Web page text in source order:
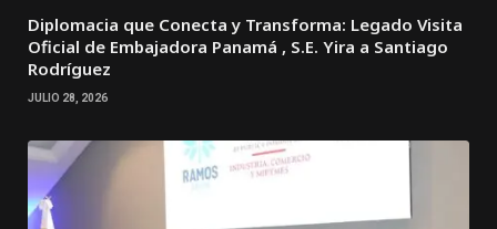
Diplomacia que Conecta y Transforma: Legado Visita
Oficial de Embajadora Panamá , S.E. Yira a Santiago
Rodríguez
JULIO 28, 2026